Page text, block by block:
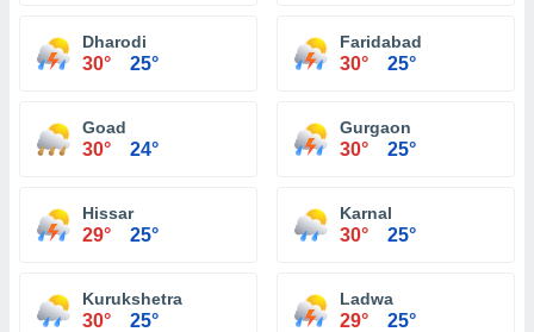
Dharodi
30° 25°
Faridabad
30° 25°
Goad
30° 24°
Gurgaon
30° 25°
Hissar
29° 25°
Karnal
30° 25°
Kurukshetra
30° 25°
Ladwa
29° 25°